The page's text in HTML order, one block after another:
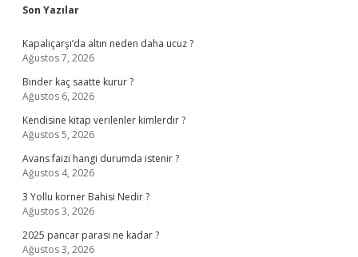
Sidebar
Son Yazılar
Kapalıçarşı’da altın neden daha ucuz ?
Ağustos 7, 2026
Binder kaç saatte kurur ?
Ağustos 6, 2026
Kendisine kitap verilenler kimlerdir ?
Ağustos 5, 2026
Avans faizi hangi durumda istenir ?
Ağustos 4, 2026
3 Yollu korner Bahisi Nedir ?
Ağustos 3, 2026
2025 pancar parası ne kadar ?
Ağustos 3, 2026